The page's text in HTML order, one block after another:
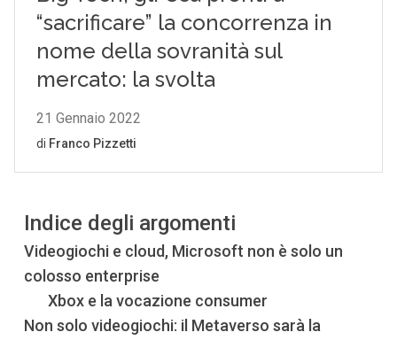
Indice degli argomenti
Videogiochi e cloud, Microsoft non è solo un
colosso enterprise
Xbox e la vocazione consumer
Non solo videogiochi: il Metaverso sarà la